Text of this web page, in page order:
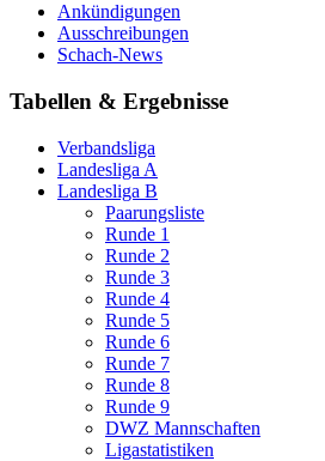
Ankündigungen
Ausschreibungen
Schach-News
Tabellen & Ergebnisse
Verbandsliga
Landesliga A
Landesliga B
Paarungsliste
Runde 1
Runde 2
Runde 3
Runde 4
Runde 5
Runde 6
Runde 7
Runde 8
Runde 9
DWZ Mannschaften
Ligastatistiken